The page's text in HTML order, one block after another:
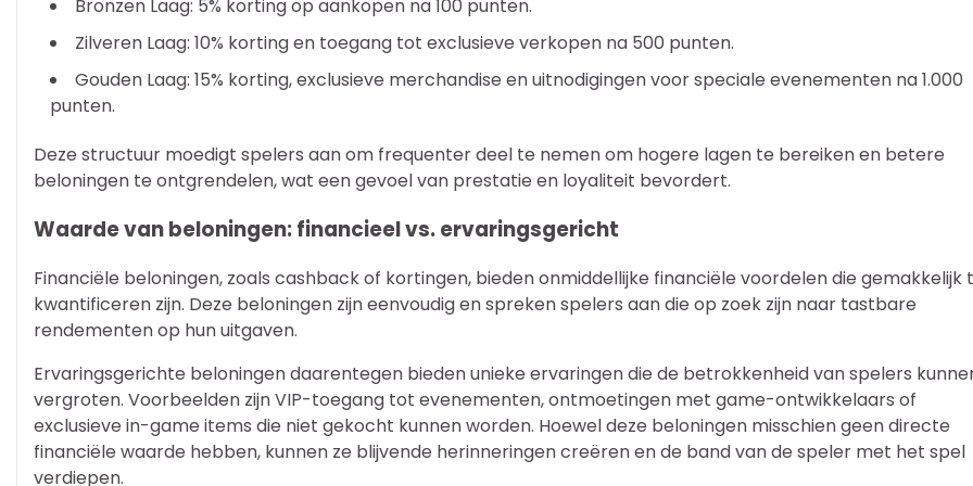
Bronzen Laag: 5% korting op aankopen na 100 punten.
Zilveren Laag: 10% korting en toegang tot exclusieve verkopen na 500 punten.
Gouden Laag: 15% korting, exclusieve merchandise en uitnodigingen voor speciale evenementen na 1.000
punten.
Deze structuur moedigt spelers aan om frequenter deel te nemen om hogere lagen te bereiken en betere
beloningen te ontgrendelen, wat een gevoel van prestatie en loyaliteit bevordert.
Waarde van beloningen: financieel vs. ervaringsgericht
Financiële beloningen, zoals cashback of kortingen, bieden onmiddellijke financiële voordelen die gemakkelijk
kwantificeren zijn. Deze beloningen zijn eenvoudig en spreken spelers aan die op zoek zijn naar tastbare
rendementen op hun uitgaven.
Ervaringsgerichte beloningen daarentegen bieden unieke ervaringen die de betrokkenheid van spelers
vergroten. Voorbeelden zijn VIP-toegang tot evenementen, ontmoetingen met game-ontwikkelaars of
exclusieve in-game items die niet gekocht kunnen worden. Hoewel deze beloningen misschien geen directe
financiële waarde hebben, kunnen ze blijvende herinneringen creëren en de band van de speler met het spel
verdiepen.